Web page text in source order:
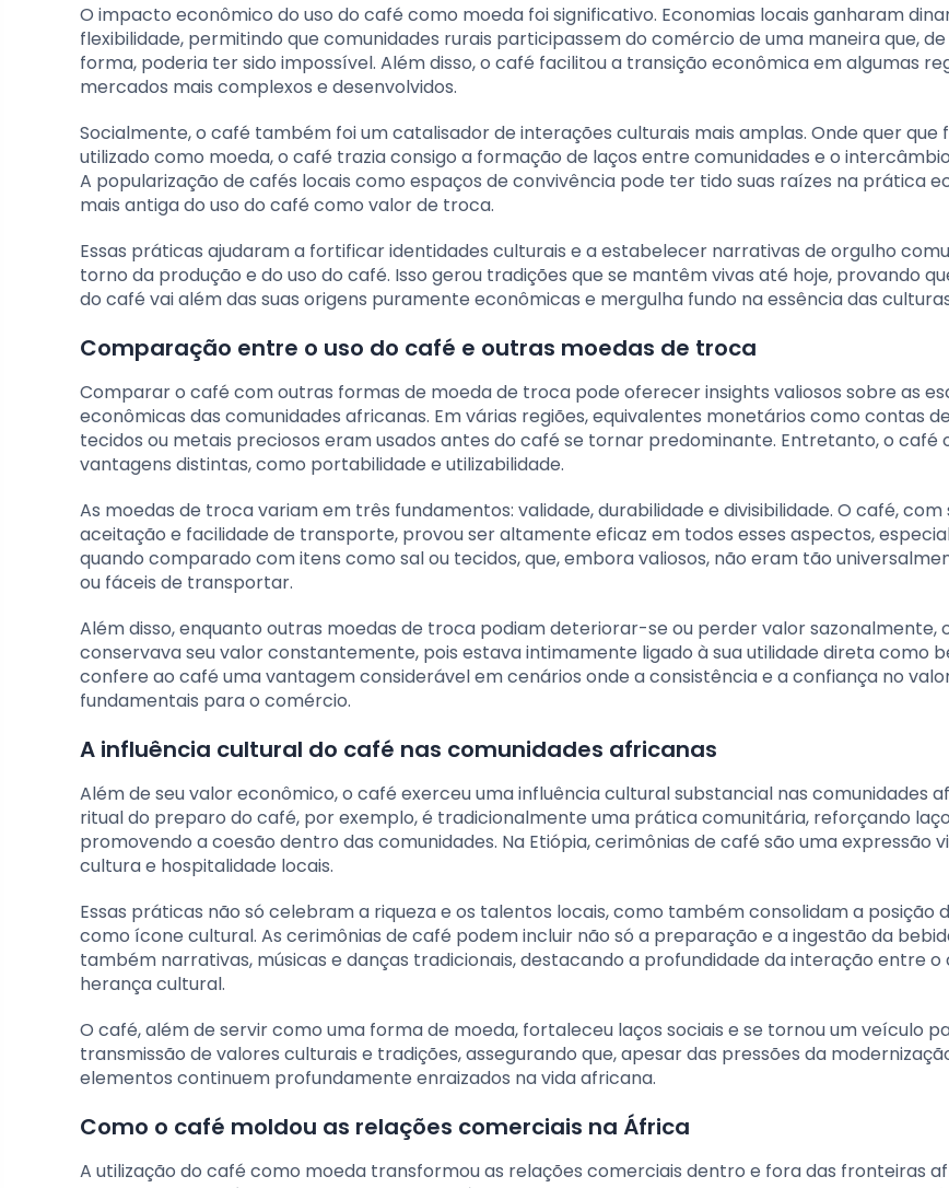
O impacto econômico do uso do café como moeda foi significativo. Economias locais ganharam
flexibilidade, permitindo que comunidades rurais participassem do comércio de uma maneira que,
forma, poderia ter sido impossível. Além disso, o café facilitou a transição econômica em algumas
mercados mais complexos e desenvolvidos.
Socialmente, o café também foi um catalisador de interações culturais mais amplas. Onde quer que
utilizado como moeda, o café trazia consigo a formação de laços entre comunidades e o
A popularização de cafés locais como espaços de convivência pode ter tido suas raízes na prática
mais antiga do uso do café como valor de troca.
Essas práticas ajudaram a fortificar identidades culturais e a estabelecer narrativas de orgulho
torno da produção e do uso do café. Isso gerou tradições que se mantêm vivas até hoje, provando
do café vai além das suas origens puramente econômicas e mergulha fundo na essência das
Comparação entre o uso do café e outras moedas de troca
Comparar o café com outras formas de moeda de troca pode oferecer insights valiosos sobre as
econômicas das comunidades africanas. Em várias regiões, equivalentes monetários como contas
tecidos ou metais preciosos eram usados antes do café se tornar predominante. Entretanto, o café
vantagens distintas, como portabilidade e utilizabilidade.
As moedas de troca variam em três fundamentos: validade, durabilidade e divisibilidade. O café, com
aceitação e facilidade de transporte, provou ser altamente eficaz em todos esses aspectos,
quando comparado com itens como sal ou tecidos, que, embora valiosos, não eram tão
ou fáceis de transportar.
Além disso, enquanto outras moedas de troca podiam deteriorar-se ou perder valor sazonalmente,
conservava seu valor constantemente, pois estava intimamente ligado à sua utilidade direta como
confere ao café uma vantagem considerável em cenários onde a consistência e a confiança no
fundamentais para o comércio.
A influência cultural do café nas comunidades africanas
Além de seu valor econômico, o café exerceu uma influência cultural substancial nas comunidades
ritual do preparo do café, por exemplo, é tradicionalmente uma prática comunitária, reforçando
promovendo a coesão dentro das comunidades. Na Etiópia, cerimônias de café são uma expressão
cultura e hospitalidade locais.
Essas práticas não só celebram a riqueza e os talentos locais, como também consolidam a posição
como ícone cultural. As cerimônias de café podem incluir não só a preparação e a ingestão da
também narrativas, músicas e danças tradicionais, destacando a profundidade da interação entre o
herança cultural.
O café, além de servir como uma forma de moeda, fortaleceu laços sociais e se tornou um veículo
transmissão de valores culturais e tradições, assegurando que, apesar das pressões da
elementos continuem profundamente enraizados na vida africana.
Como o café moldou as relações comerciais na África
A utilização do café como moeda transformou as relações comerciais dentro e fora das fronteiras